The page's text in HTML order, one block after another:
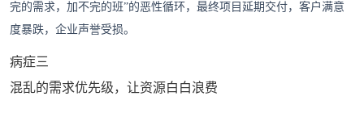
完的需求，加不完的班”的恶性循环，最终项目延期交付，客户满意
度暴跌，企业声誉受损。
病症三
混乱的需求优先级，让资源白白浪费